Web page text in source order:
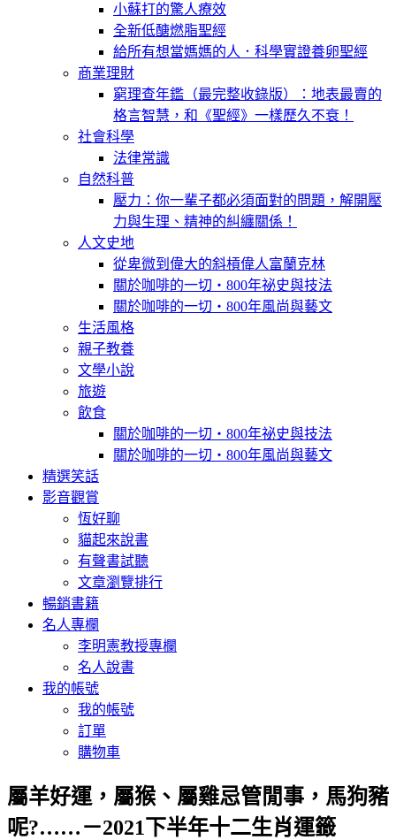
小蘇打的驚人療效
全新低醣燃脂聖經
給所有想當媽媽的人．科學實證養卵聖經
商業理財
窮理查年鑑（最完整收錄版）：地表最賣的
格言智慧，和《聖經》一樣歷久不衰！
社會科學
法律常識
自然科普
壓力：你一輩子都必須面對的問題，解開壓
力與生理、精神的糾纏關係！
人文史地
從卑微到偉大的斜槓偉人富蘭克林
關於咖啡的一切‧800年祕史與技法
關於咖啡的一切‧800年風尚與藝文
生活風格
親子教養
文學小說
旅遊
飲食
關於咖啡的一切‧800年祕史與技法
關於咖啡的一切‧800年風尚與藝文
精選笑話
影音觀賞
恆好聊
貓起來說書
有聲書試聽
文章瀏覽排行
暢銷書籍
名人專欄
李明憲教授專欄
名人說書
我的帳號
我的帳號
訂單
購物車
屬羊好運，屬猴、屬雞忌管閒事，馬狗豬
呢?……－2021下半年十二生肖運籤